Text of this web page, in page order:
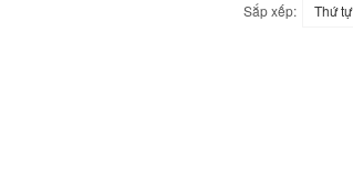
Sắp xếp: Thứ tự